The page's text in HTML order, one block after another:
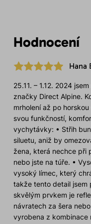
Hodnocení
Hana
25.11. – 1.12. 2024
značky Direct Alpine.
mrholení až po
svou funkčností,
vychytávky: • Střih
siluetu, aniž by
žena, která nechce při
nebo jste na túře. •
vysoký límec, který
takže tento detail jsem
skvělým prvkem je
návratech za šera
vyrobena z kombinace